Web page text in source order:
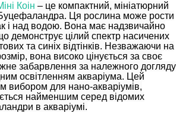
Коін – це компактний, мініатюрний
Ця рослина може рости
і над водою. Вона має надзвичайно
демонструє цілий спектр насичених
та синіх відтінків. Незважаючи на
вона високо цінується за своє
забарвлення за належного догляду
освітленням акваріума. Цей
вибором для нано-акваріумів,
найменшим серед відомих
в акваріумі.